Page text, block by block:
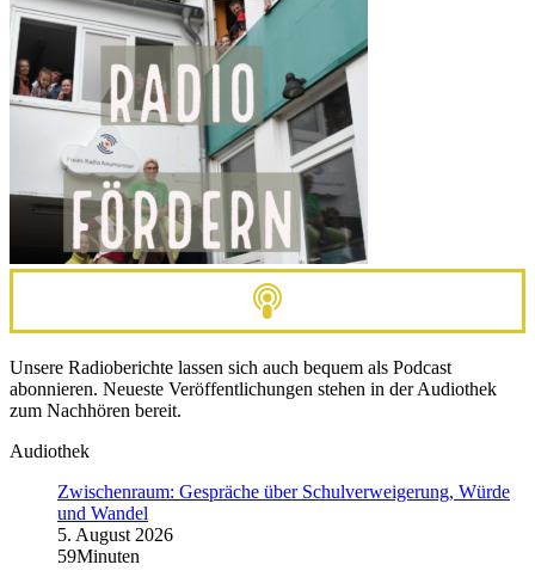
Unsere Radioberichte lassen sich auch bequem als Podcast
abonnieren. Neueste Veröffentlichungen stehen in der Audiothek
zum Nachhören bereit.
Audiothek
Zwischenraum: Gespräche über Schulverweigerung, Würde
und Wandel
5. August 2026
59Minuten